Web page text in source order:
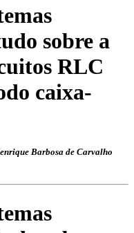
sobre a
RLC
caixa-
Barbosa de Carvalho